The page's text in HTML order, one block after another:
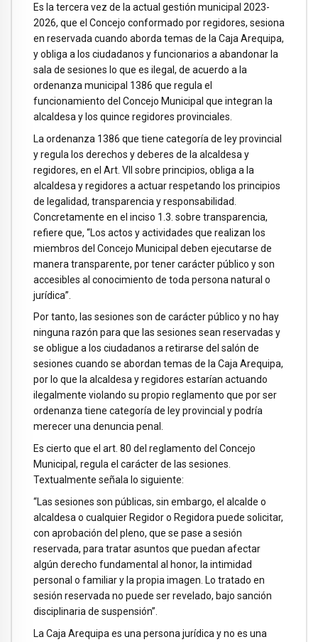
Es la tercera vez de la actual gestión municipal 2023-
2026, que el Concejo conformado por regidores, sesiona
en reservada cuando aborda temas de la Caja Arequipa,
y obliga a los ciudadanos y funcionarios a abandonar la
sala de sesiones lo que es ilegal, de acuerdo a la
ordenanza municipal 1386 que regula el
funcionamiento del Concejo Municipal que integran la
alcaldesa y los quince regidores provinciales.
La ordenanza 1386 que tiene categoría de ley provincial
y regula los derechos y deberes de la alcaldesa y
regidores, en el Art. VII sobre principios, obliga a la
alcaldesa y regidores a actuar respetando los principios
de legalidad, transparencia y responsabilidad.
Concretamente en el inciso 1.3. sobre transparencia,
refiere que, “Los actos y actividades que realizan los
miembros del Concejo Municipal deben ejecutarse de
manera transparente, por tener carácter público y son
accesibles al conocimiento de toda persona natural o
jurídica”.
Por tanto, las sesiones son de carácter público y no hay
ninguna razón para que las sesiones sean reservadas y
se obligue a los ciudadanos a retirarse del salón de
sesiones cuando se abordan temas de la Caja Arequipa,
por lo que la alcaldesa y regidores estarían actuando
ilegalmente violando su propio reglamento que por ser
ordenanza tiene categoría de ley provincial y podría
merecer una denuncia penal.
Es cierto que el art. 80 del reglamento del Concejo
Municipal, regula el carácter de las sesiones.
Textualmente señala lo siguiente:
“Las sesiones son públicas, sin embargo, el alcalde o
alcaldesa o cualquier Regidor o Regidora puede solicitar,
con aprobación del pleno, que se pase a sesión
reservada, para tratar asuntos que puedan afectar
algún derecho fundamental al honor, la intimidad
personal o familiar y la propia imagen. Lo tratado en
sesión reservada no puede ser revelado, bajo sanción
disciplinaria de suspensión”.
La Caja Arequipa es una persona jurídica y no es una